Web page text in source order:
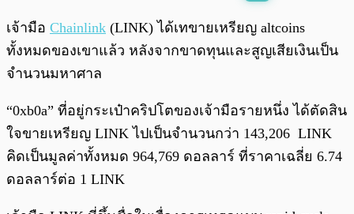
เจ้ามือ Chainlink (LINK) ได้เทขายเหรียญ altcoins
ทั้งหมดของเขาแล้ว หลังจากขาดทุนและสูญเสียเงินเป็น
จำนวนมหาศาล
“0xb0a” ที่อยู่กระเป๋าคริปโตของเจ้ามือรายหนึ่ง ได้ตัดสิน
ใจขายเหรียญ LINK ไปเป็นจำนวนกว่า 143,206 LINK
คิดเป็นมูลค่าทั้งหมด 964,769 ดอลลาร์ ที่ราคาเฉลี่ย 6.74
ดอลลาร์ต่อ 1 LINK